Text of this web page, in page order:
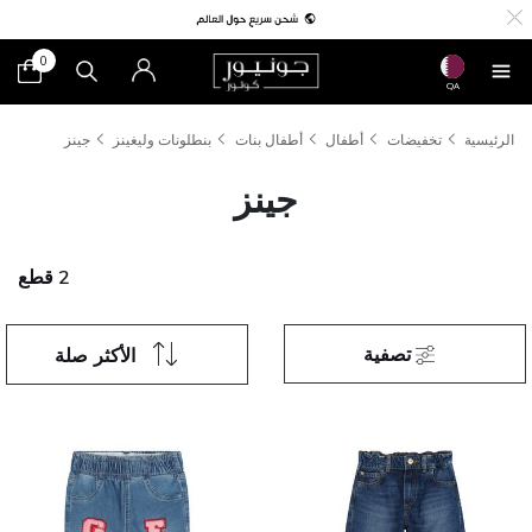
QA
0
الرئيسية تخفيضات أطفال أطفال بنات بنطلونات وليغينز جينز
جينز
2 قطع
الأكثر صلة تصفية